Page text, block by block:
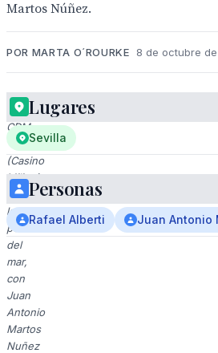
Martos Núñez.
POR MARTA O´ROURKE 8 de octubre
Conferencia
CDM
"Híspalis"
(Casino
Militar)
sobre
la
poesía
del
mar,
con
Juan
Antonio
Martos
Nuñez
Lugares
Sevilla
Personas
Rafael Alberti Juan Antonio